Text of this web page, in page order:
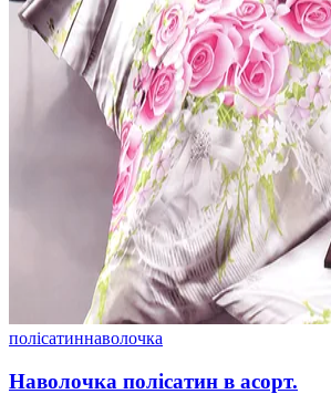
полісатиннаволочка
Наволочка полісатин в асорт.